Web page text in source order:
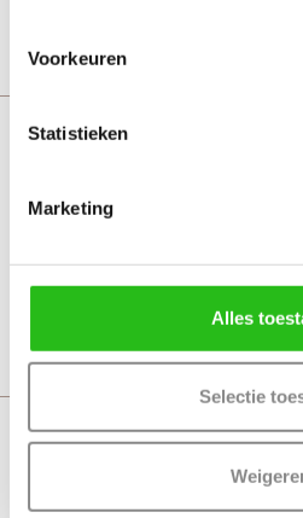
Voorkeuren
Statistieken
Marketing
Alles
Selectie
Svedex
21 werkdagen
Svedex